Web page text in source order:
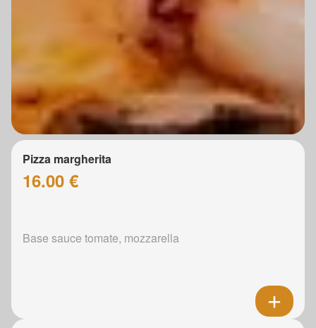
Pizza margherita
16.00 €
Base sauce tomate, mozzarella